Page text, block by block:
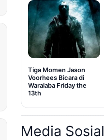
Tiga Momen Jason
Voorhees Bicara di
Waralaba Friday the
13th
Media Sosial